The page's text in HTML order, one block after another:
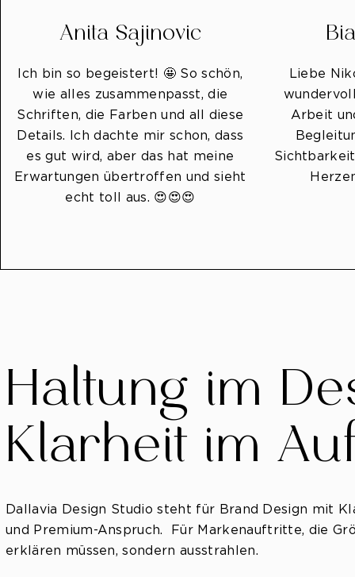
Anita Sajinovic
Ich bin so begeistert! 🤩 So schön,
wie alles zusammenpasst, die
Schriften, die Farben und all diese
Details. Ich dachte mir schon, dass
es gut wird, aber das hat meine
Erwartungen übertroffen und sieht
echt toll aus. 😍😍😍
Liebe
Arbeit
Haltung im
Klarheit im
Dallavia Design Studio steht für Brand Design mit
und Premium-Anspruch. Für Markenauftritte, die
erklären müssen, sondern ausstrahlen.